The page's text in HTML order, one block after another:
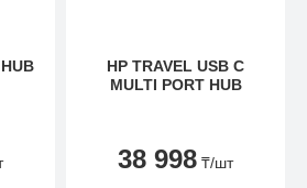
HP TRAVEL USB C
MULTI PORT HUB
38 998 ₸/шт